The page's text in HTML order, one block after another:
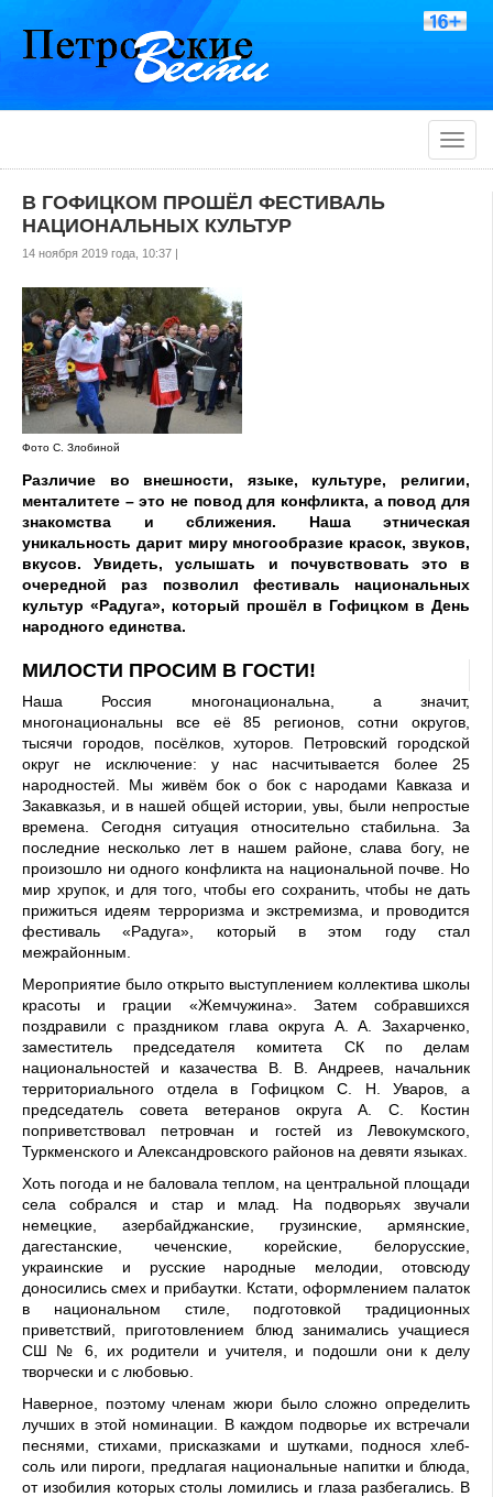
Toggle
В ГОФИЦКОМ ПРОШЁЛ ФЕСТИВАЛЬ
НАЦИОНАЛЬНЫХ КУЛЬТУР
14 ноября 2019 года, 10:37 |
Фото С. Злобиной
Различие во внешности, языке, культуре, религии,
менталитете – это не повод для конфликта, а повод для
знакомства и сближения. Наша этническая
уникальность дарит миру многообразие красок, звуков,
вкусов. Увидеть, услышать и почувствовать это в
очередной раз позволил фестиваль национальных
культур «Радуга», который прошёл в Гофицком в День
народного единства.
МИЛОСТИ ПРОСИМ В ГОСТИ!
Наша Россия многонациональна, а значит,
многонациональны все её 85 регионов, сотни округов,
тысячи городов, посёлков, хуторов. Петровский городской
округ не исключение: у нас насчитывается более 25
народностей. Мы живём бок о бок с народами Кавказа и
Закавказья, и в нашей общей истории, увы, были непростые
времена. Сегодня ситуация относительно стабильна. За
последние несколько лет в нашем районе, слава богу, не
произошло ни одного конфликта на национальной почве. Но
мир хрупок, и для того, чтобы его сохранить, чтобы не дать
прижиться идеям терроризма и экстремизма, и проводится
фестиваль «Радуга», который в этом году стал
межрайонным.
Мероприятие было открыто выступлением коллектива школы
красоты и грации «Жемчужина». Затем собравшихся
поздравили с праздником глава округа А. А. Захарченко,
заместитель председателя комитета СК по делам
национальностей и казачества В. В. Андреев, начальник
территориального отдела в Гофицком С. Н. Уваров, а
председатель совета ветеранов округа А. С. Костин
поприветствовал петровчан и гостей из Левокумского,
Туркменского и Александровского районов на девяти языках.
Хоть погода и не баловала теплом, на центральной площади
села собрался и стар и млад. На подворьях звучали
немецкие, азербайджанские, грузинские, армянские,
дагестанские, чеченские, корейские, белорусские,
украинские и русские народные мелодии, отовсюду
доносились смех и прибаутки. Кстати, оформлением палаток
в национальном стиле, подготовкой традиционных
приветствий, приготовлением блюд занимались учащиеся
СШ № 6, их родители и учителя, и подошли они к делу
творчески и с любовью.
Наверное, поэтому членам жюри было сложно определить
лучших в этой номинации. В каждом подворье их встречали
песнями, стихами, присказками и шутками, поднося хлеб-
соль или пироги, предлагая национальные напитки и блюда,
от изобилия которых столы ломились и глаза разбегались. В